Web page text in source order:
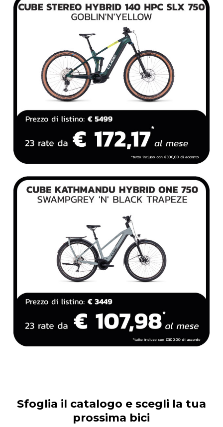
Sfoglia il catalogo e scegli la tua
prossima bici